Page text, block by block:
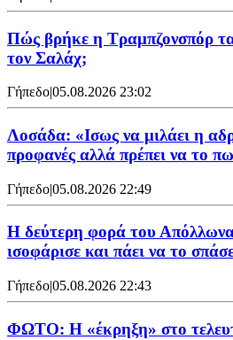
Πώς βρήκε η Τραμπζονσπόρ
τον Σαλάχ;
Γήπεδο|05.08.2026 23:02
Λοσάδα: «Ισως να μιλάει η
προφανές αλλά πρέπει να το
Γήπεδο|05.08.2026 22:49
Η δεύτερη φορά του
ισοφάρισε και πάει να το
Γήπεδο|05.08.2026 22:43
ΦΩΤΟ: Η «έκρηξη» στο